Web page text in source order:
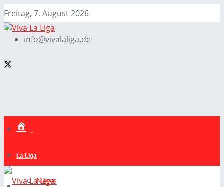
Freitag, 7. August 2026
info@vivalaliga.de
La Liga
News